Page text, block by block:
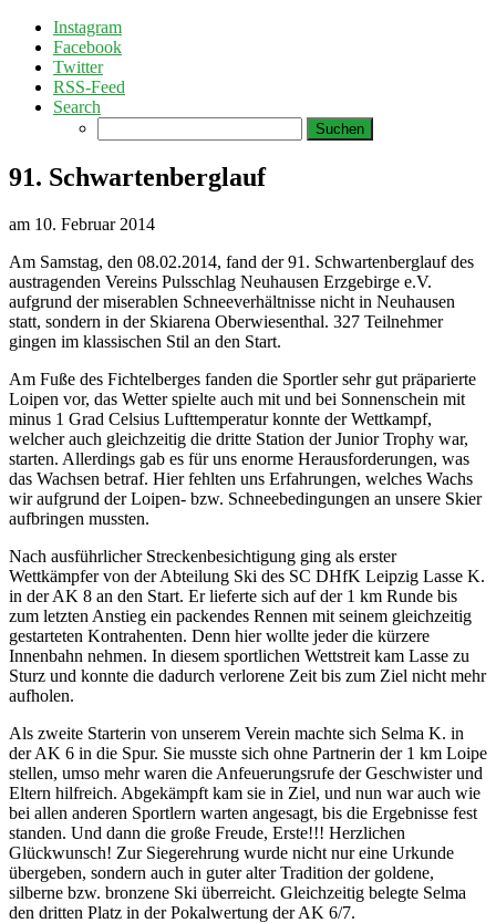
Instagram
Facebook
Twitter
RSS-Feed
Search
nach:
91. Schwartenberglauf
am 10. Februar 2014
Am Samstag, den 08.02.2014, fand der 91. Schwartenberglauf des
austragenden Vereins Pulsschlag Neuhausen Erzgebirge e.V.
aufgrund der miserablen Schneeverhältnisse nicht in Neuhausen
statt, sondern in der Skiarena Oberwiesenthal. 327 Teilnehmer
gingen im klassischen Stil an den Start.
Am Fuße des Fichtelberges fanden die Sportler sehr gut präparierte
Loipen vor, das Wetter spielte auch mit und bei Sonnenschein mit
minus 1 Grad Celsius Lufttemperatur konnte der Wettkampf,
welcher auch gleichzeitig die dritte Station der Junior Trophy war,
starten. Allerdings gab es für uns enorme Herausforderungen, was
das Wachsen betraf. Hier fehlten uns Erfahrungen, welches Wachs
wir aufgrund der Loipen- bzw. Schneebedingungen an unsere Skier
aufbringen mussten.
Nach ausführlicher Streckenbesichtigung ging als erster
Wettkämpfer von der Abteilung Ski des SC DHfK Leipzig Lasse K.
in der AK 8 an den Start. Er lieferte sich auf der 1 km Runde bis
zum letzten Anstieg ein packendes Rennen mit seinem gleichzeitig
gestarteten Kontrahenten. Denn hier wollte jeder die kürzere
Innenbahn nehmen. In diesem sportlichen Wettstreit kam Lasse zu
Sturz und konnte die dadurch verlorene Zeit bis zum Ziel nicht mehr
aufholen.
Als zweite Starterin von unserem Verein machte sich Selma K. in
der AK 6 in die Spur. Sie musste sich ohne Partnerin der 1 km Loipe
stellen, umso mehr waren die Anfeuerungsrufe der Geschwister und
Eltern hilfreich. Abgekämpft kam sie in Ziel, und nun war auch wie
bei allen anderen Sportlern warten angesagt, bis die Ergebnisse fest
standen. Und dann die große Freude, Erste!!! Herzlichen
Glückwunsch! Zur Siegerehrung wurde nicht nur eine Urkunde
übergeben, sondern auch in guter alter Tradition der goldene,
silberne bzw. bronzene Ski überreicht. Gleichzeitig belegte Selma
den dritten Platz in der Pokalwertung der AK 6/7.